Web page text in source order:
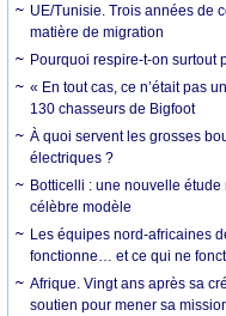
UE/Tunisie. Trois années de
matière de migration
Pourquoi respire-t-on surtout
« En tout cas, ce n’était pas
130 chasseurs de Bigfoot
À quoi servent les grosses
électriques ?
Botticelli : une nouvelle
célèbre modèle
Les équipes nord-africaines
fonctionne… et ce qui ne
Afrique. Vingt ans après sa
soutien pour mener sa